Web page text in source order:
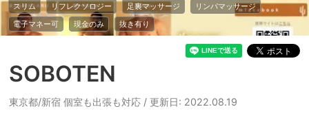
スリム
リフレクソロジー 足裏マッサージ
リンパマッサージ
電子マネー可
現金のみ 抜き有り
SOBOTEN
東京都/新宿 個室も出張も対応 / 更新日: 2022.08.19